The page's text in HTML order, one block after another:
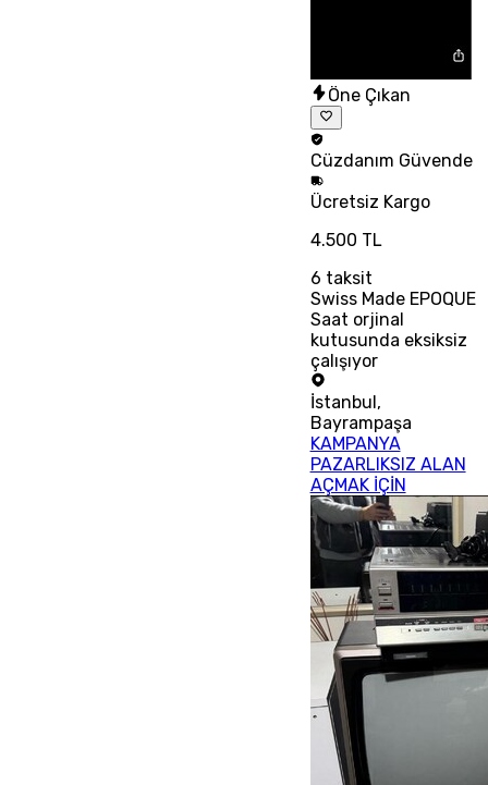
Öne Çıkan
Cüzdanım Güvende
Ücretsiz Kargo
4.500 TL
6 taksit
Swiss Made EPOQUE
Saat orjinal
kutusunda eksiksiz
çalışıyor
İstanbul ,
Bayrampaşa
KAMPANYA
PAZARLIKSIZ ALAN
AÇMAK İÇİN